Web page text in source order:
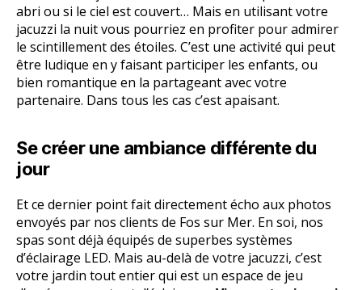
abri ou si le ciel est couvert… Mais en utilisant votre
jacuzzi la nuit vous pourriez en profiter pour admirer
le scintillement des étoiles. C’est une activité qui peut
être ludique en y faisant participer les enfants, ou
bien romantique en la partageant avec votre
partenaire. Dans tous les cas c’est apaisant.
Se créer une ambiance différente du
jour
Et ce dernier point fait directement écho aux photos
envoyés par nos clients de Fos sur Mer. En soi, nos
spas sont déjà équipés de superbes systèmes
d’éclairage LED. Mais au-delà de votre jacuzzi, c’est
votre jardin tout entier qui est un espace de jeu